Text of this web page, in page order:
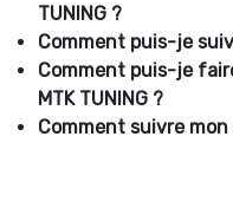
TUNING ?
Comment puis-je
Comment puis-je
MTK TUNING ?
Comment suivre mon